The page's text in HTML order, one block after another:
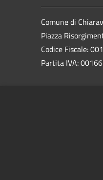
Comune di
Piazza
Codice Fiscale:
Partita IVA: